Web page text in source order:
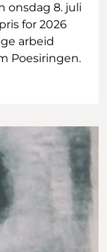
onsdag 8. juli
for 2026
arbeid
Poesiringen.